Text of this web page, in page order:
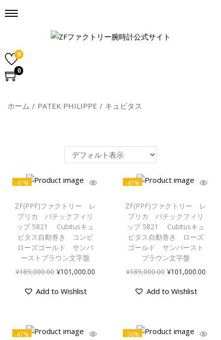
0
0
ホーム / PATEK PHILIPPE / キュビタス
-47%
ZF(PPF)ファクトリー レ
プリカ パテックフィリ
ップ 5821 Cubitusキュ
ビタス自動巻き コンビ
ローズゴールド サンバ
ーストブラウン文字盤
¥189,000.00 ¥101,000.00
Add to Wishlist
-47%
ZF(PPF)ファクトリー レ
プリカ パテックフィリ
ップ 5821 Cubitusキュ
ビタス自動巻き ローズ
ゴールド サンバースト
ブラウン文字盤
¥189,000.00 ¥101,000.00
Add to Wishlist
-47% -50%